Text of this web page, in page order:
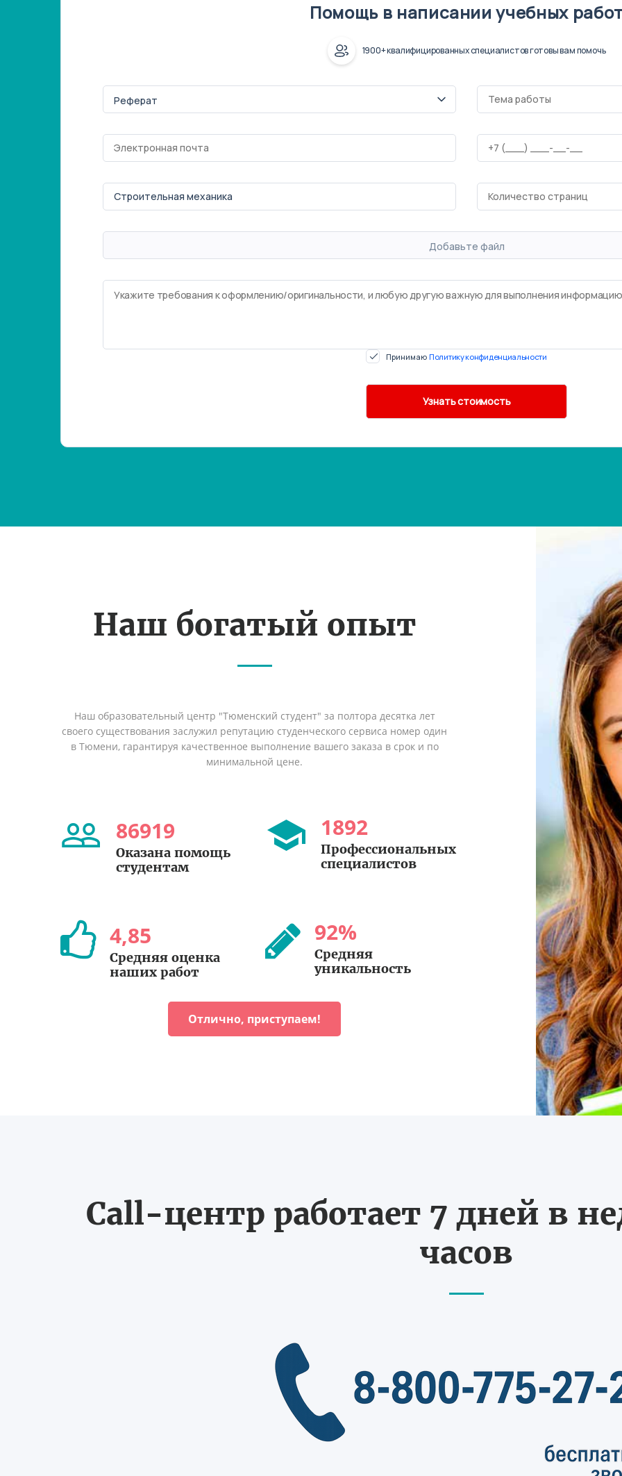
Помощь в написании учебных
1900+ квалифицированных специалистов готовы вам помочь
Добавьте файл
Принимаю Политику конфиденциальности
Наш богатый опыт
Наш образовательный центр "Тюменский студент" за полтора десятка лет
своего существования заслужил репутацию студенческого сервиса номер один
в Тюмени, гарантируя качественное выполнение вашего заказа в срок и по
минимальной цене.
86919
Оказана помощь
студентам
1892
Профессиональных
специалистов
4,85
Средняя оценка
наших работ
92%
Средняя
уникальность
Отлично, приступаем!
Call-центр работает 7 дней в
часов